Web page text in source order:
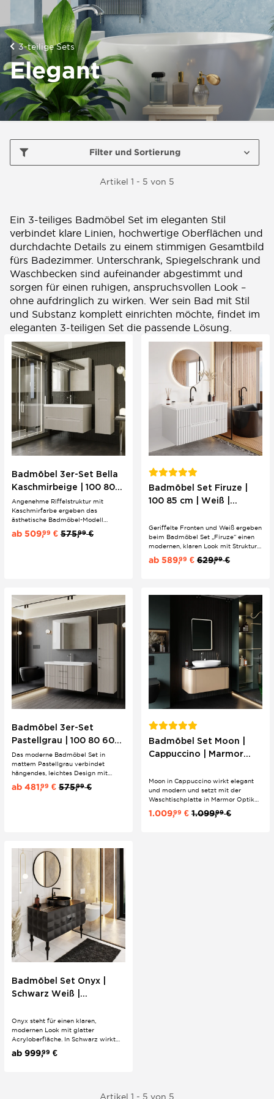
3-teilige Sets
Elegant
Filter und Sortierung
Artikel 1 - 5 von 5
Ein 3-teiliges Badmöbel Set im eleganten Stil
verbindet klare Linien, hochwertige Oberflächen und
durchdachte Details zu einem stimmigen Gesamtbild
fürs Badezimmer. Unterschrank, Spiegelschrank und
Waschbecken sind aufeinander abgestimmt und
sorgen für einen ruhigen, anspruchsvollen Look –
ohne aufdringlich zu wirken. Wer sein Bad mit Stil
und Substanz komplett einrichten möchte, findet im
eleganten 3-teiligen Set die passende Lösung.
Badmöbel 3er-Set Bella
Kaschmirbeige | 100 80
60 cm | Boho-Stil &
Riffeloptik
Angenehme Riffelstruktur mit
Kaschmirfarbe ergeben das
ästhetische Badmöbel-Modell
"Bella". Die Griffmulden in
Zusammenspiel mit den Softclose
ab 509,99 € 575,99€
Badmöbel Set Firuze |
100 85 cm | Weiß |
Geriffelte Fronten und Weiß ergeben
beim Badmöbel Set „Firuze“ einen
modernen, klaren Look mit Struktur.
Die hängende Ausführung wirkt
leicht und sorgt für ein
ab 589,99 € 629,99€
Badmöbel 3er-Set
Pastellgrau | 100 80 60
cm | Eklektischer Stil &
Riffeloptik
Das moderne Badmöbel Set in
mattem Pastellgrau verbindet
hängendes, leichtes Design mit
markanter Riffeloptik und eleganten
Bügelgriffen. Hochwertiges MDF
ab 481,99 € 575,99€
Badmöbel Set Moon |
Cappuccino | Marmor
Moon in Cappuccino wirkt elegant
und modern und setzt mit der
Waschtischplatte in Marmor Optik
Kombination aus warmem Farbton
1.009,99 € 1.099,99€
Badmöbel Set Onyx |
Schwarz Weiß |
Onyx steht für einen klaren,
modernen Look mit glatter
Acryloberfläche. In Schwarz wirkt
das Set besonders markant und
elegant, in Weiß bleibt es hell und
ab 999,99 €
Artikel 1 - 5 von 5